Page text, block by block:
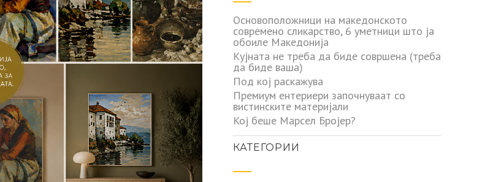
Основоположници на македонското
современо сликарство, 6 уметници што ја
обоиле Македонија
Кујната не треба да биде совршена (треба
да биде ваша)
Под кој раскажува
Премиум ентериери започнуваат со
вистинските материјали
Кој беше Марсел Бројер?
КАТЕГОРИИ